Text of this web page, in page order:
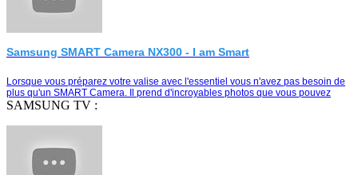
Samsung SMART Camera NX300 - I am Smart
Lorsque vous préparez votre valise avec l'essentiel vous n'avez pas besoin de
plus qu'un SMART Camera. Il prend d'incroyables photos que vous pouvez
partager instantanément e…
SAMSUNG TV :